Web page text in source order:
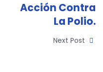
Acción Contra
La Polio.
Next Post